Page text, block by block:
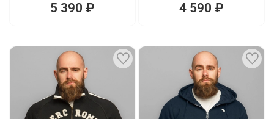
5 390 ₽ 4 590 ₽